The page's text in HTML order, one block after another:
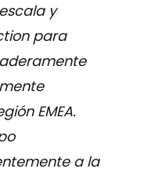
y
para
EMEA.
a la